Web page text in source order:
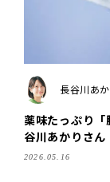
長谷川あ
薬味たっぷり
谷川あかりさん
2026.05.16